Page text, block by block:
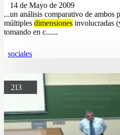
14 de Mayo de 2009
...un análisis comparativo de ambos
múltiples dimensiones involucradas
tomando en c......
sociales
213